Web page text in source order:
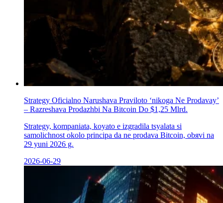
Strategy Oficіalno Narushava Praviloto ‘nikoga Ne Prodavay’
– Razreshava Prodazhbi Na Bitcoin Do $1,25 Mlrd.
Strategy, kompaniata, koуato е izgradila tsyalata si
samolichnost okolo principa da ne prodava Bitcoin, obяvi na
29 yuni 2026 g.
2026-06-29